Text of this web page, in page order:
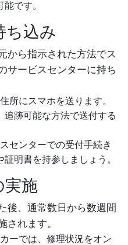
です。
ち込み
から指示された方法でス
サービスセンターに持ち
所にスマホを送ります。
追跡可能な方法で送付する
センターでの受付手続き
明書を持参しましょう。
実施
後、通常数日から数週間
されます。
ーでは、修理状況をオン